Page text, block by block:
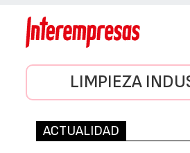
LIMPIEZA
ACTUALIDAD